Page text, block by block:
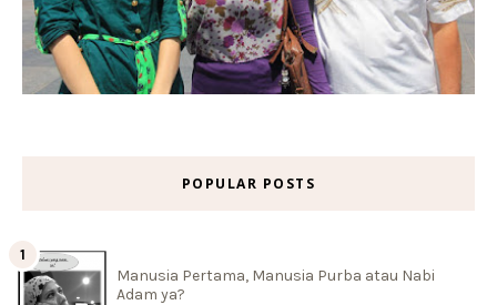
POPULAR POSTS
Manusia Pertama, Manusia Purba atau Nabi
Adam ya?